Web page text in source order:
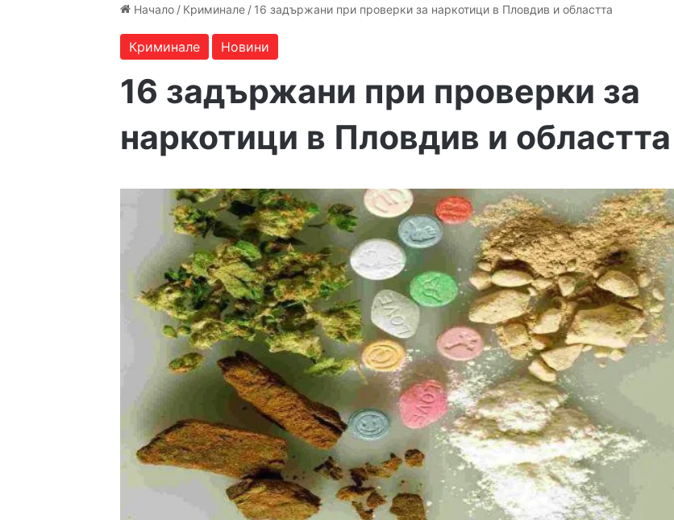
Начало / Криминале / 16 задържани при проверки за наркотици в Пловдив и областта
Криминале Новини
16 задържани при проверки за
наркотици в Пловдив и областта